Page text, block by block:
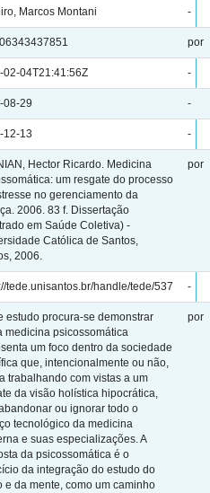
Marcos Montani -
por
02-04T21:41:56Z -
08-29 -
12-13 -
Hector Ricardo. Medicina
um resgate do processo
no gerenciamento da
2006. 83 f. Dissertação
em Saúde Coletiva) -
Católica de Santos,
2006.
por
tede.unisantos.br/handle/tede/537 -
estudo procura-se demonstrar
medicina psicossomática
um foco dentro da sociedade
que, intencionalmente ou não,
trabalhando com vistas a um
da visão holística hipocrática,
ou ignorar todo o
tecnológico da medicina
e suas especializações. A
da psicossomática é o
da integração do estudo do
e da mente, como um caminho
por